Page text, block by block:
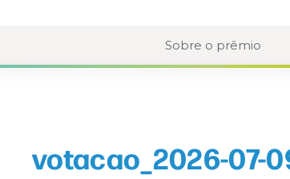
Sobre o prêmio
votacao_2026-07-